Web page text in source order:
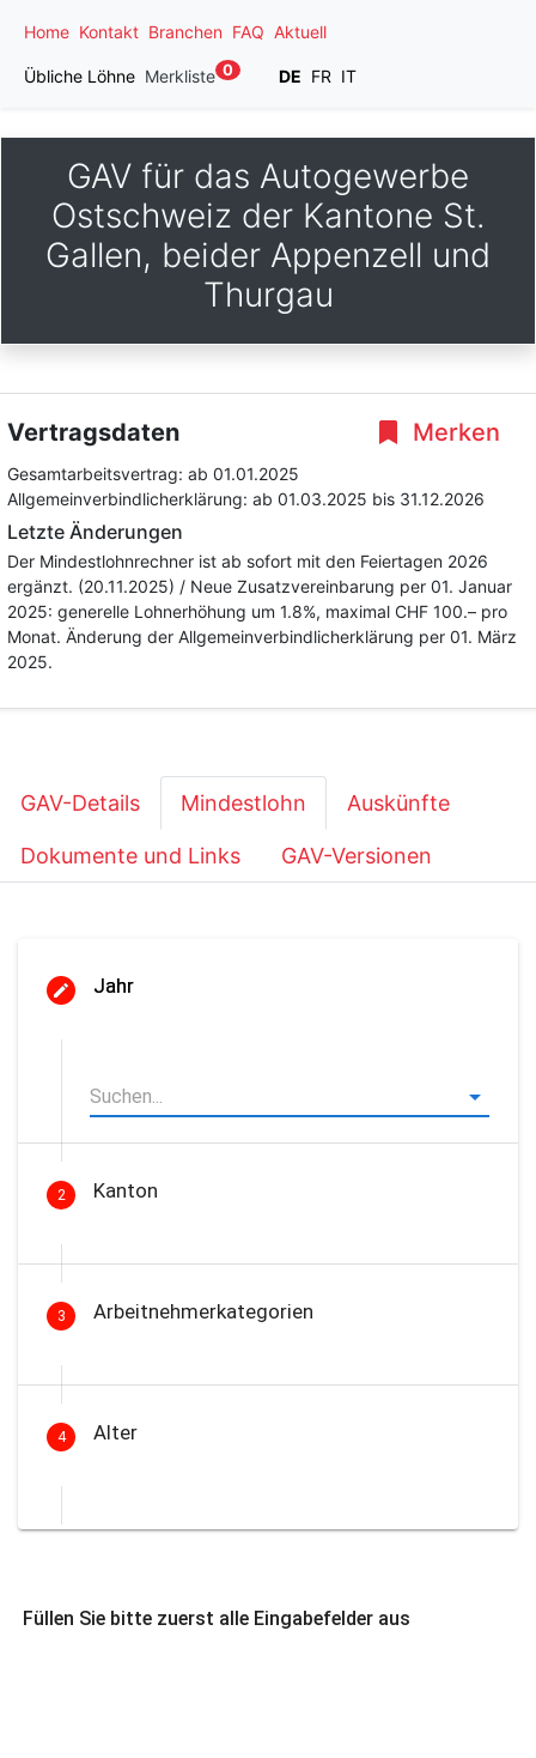
Home Kontakt Branchen FAQ Aktuell
Übliche Löhne Merkliste 0 DE FR IT
GAV für das Autogewerbe
Ostschweiz der Kantone St.
Gallen, beider Appenzell und
Thurgau
Merken
Vertragsdaten
Gesamtarbeitsvertrag: ab 01.01.2025
Allgemeinverbindlicherklärung: ab 01.03.2025 bis 31.12.2026
Letzte Änderungen
Der Mindestlohnrechner ist ab sofort mit den Feiertagen 2026
ergänzt. (20.11.2025) / Neue Zusatzvereinbarung per 01. Januar
2025: generelle Lohnerhöhung um 1.8%, maximal CHF 100.– pro
Monat. Änderung der Allgemeinverbindlicherklärung per 01. März
2025.
GAV-Details Mindestlohn Auskünfte
Dokumente und Links GAV-Versionen
Jahr
2 Kanton
3 Arbeitnehmerkategorien
4 Alter
Füllen Sie bitte zuerst alle Eingabefelder aus